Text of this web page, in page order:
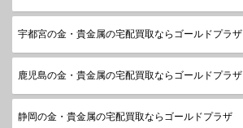
宇都宮の金・貴金属の宅配買取ならゴールドプラザ
鹿児島の金・貴金属の宅配買取ならゴールドプラザ
静岡の金・貴金属の宅配買取ならゴールドプラザ